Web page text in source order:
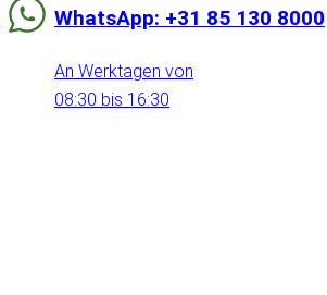
WhatsApp: +31 85 130 8000
An Werktagen von
08:30 bis 16:30